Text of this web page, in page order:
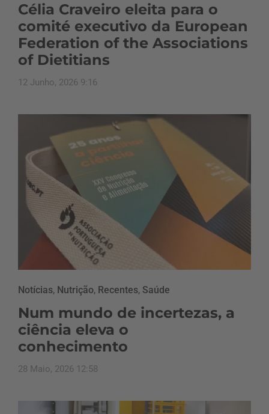
Célia Craveiro eleita para o
comité executivo da European
Federation of the Associations
of Dietitians
12 Junho, 2026 9:16
Notícias, Nutrição, Recentes, Saúde
Num mundo de incertezas, a
ciência eleva o
conhecimento
28 Maio, 2026 12:58